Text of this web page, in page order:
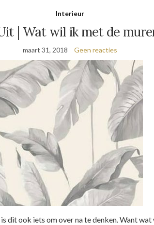
Interieur
| Wat wil ik met de
maart 31, 2018 Geen reacties
dit ook iets om over na te denken. Want